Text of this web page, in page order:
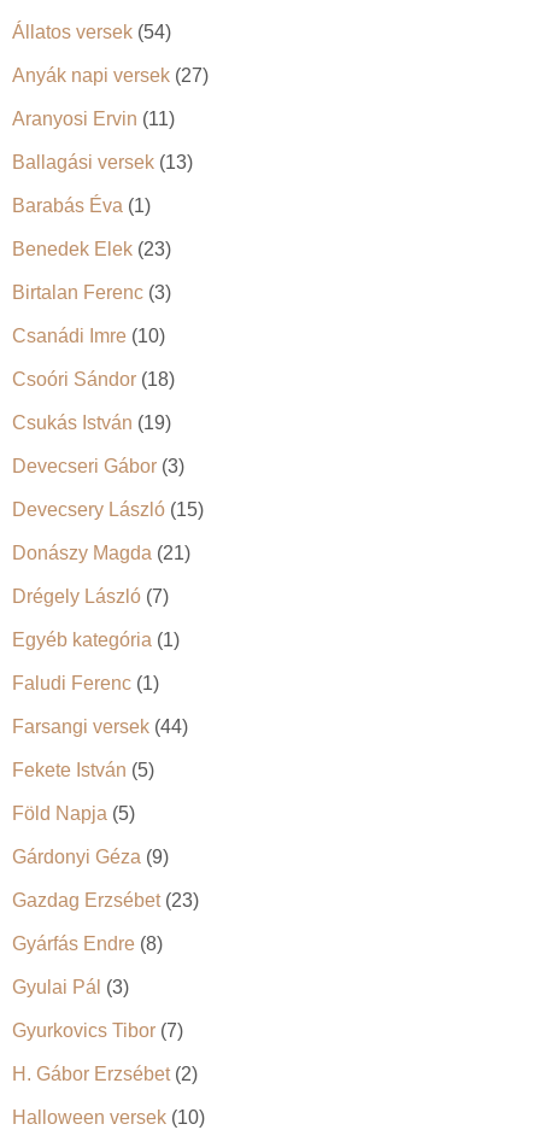
Állatos versek (54)
Anyák napi versek (27)
Aranyosi Ervin (11)
Ballagási versek (13)
Barabás Éva (1)
Benedek Elek (23)
Birtalan Ferenc (3)
Csanádi Imre (10)
Csoóri Sándor (18)
Csukás István (19)
Devecseri Gábor (3)
Devecsery László (15)
Donászy Magda (21)
Drégely László (7)
Egyéb kategória (1)
Faludi Ferenc (1)
Farsangi versek (44)
Fekete István (5)
Föld Napja (5)
Gárdonyi Géza (9)
Gazdag Erzsébet(23)
Gyárfás Endre (8)
Gyulai Pál (3)
Gyurkovics Tibor (7)
H. Gábor Erzsébet(2)
Halloween versek (10)